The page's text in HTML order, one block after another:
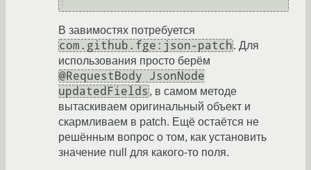
В завимостях потребуется
com.github.fge:json-patch. Для
использования просто берём
@RequestBody JsonNode
updatedFields , в самом методе
вытаскиваем оригинальный объект и
скармливаем в patch. Ещё остаётся не
решённым вопрос о том, как установить
значение null для какого-то поля.